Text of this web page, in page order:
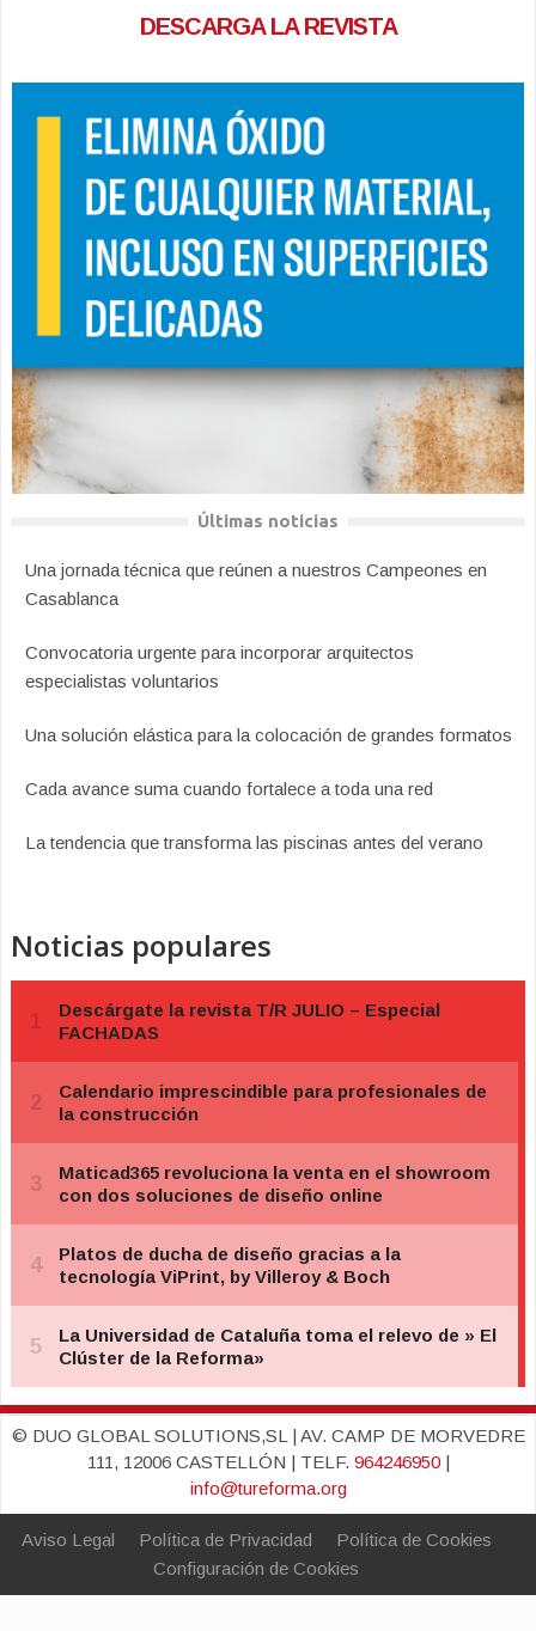
DESCARGA LA REVISTA
Últimas noticias
Una jornada técnica que reúnen a nuestros Campeones en
Casablanca
Convocatoria urgente para incorporar arquitectos
especialistas voluntarios
Una solución elástica para la colocación de grandes formatos
Cada avance suma cuando fortalece a toda una red
La tendencia que transforma las piscinas antes del verano
Noticias populares
© DUO GLOBAL SOLUTIONS,SL | AV. CAMP DE MORVEDRE
111, 12006 CASTELLÓN | TELF. 964246950|
info@tureforma.org
Aviso Legal Política de Privacidad
Política de Cookies
Configuración de Cookies